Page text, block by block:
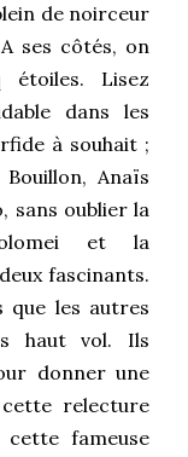
de noirceur
ses côtés, on
étoiles. Lisez
dans les
à souhait ;
Anaïs
sans oublier la
et la
fascinants.
que les autres
haut vol. Ils
donner une
relecture
cette fameuse